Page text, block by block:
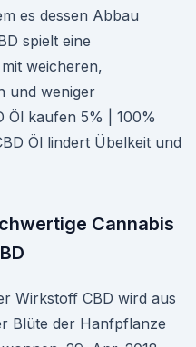
es dessen Abbau
spielt eine
weicheren,
und weniger
Öl kaufen 5% | 100%
Öl lindert Übelkeit und
Cannabis
Wirkstoff CBD wird aus
Blüte der Hanfpflanze